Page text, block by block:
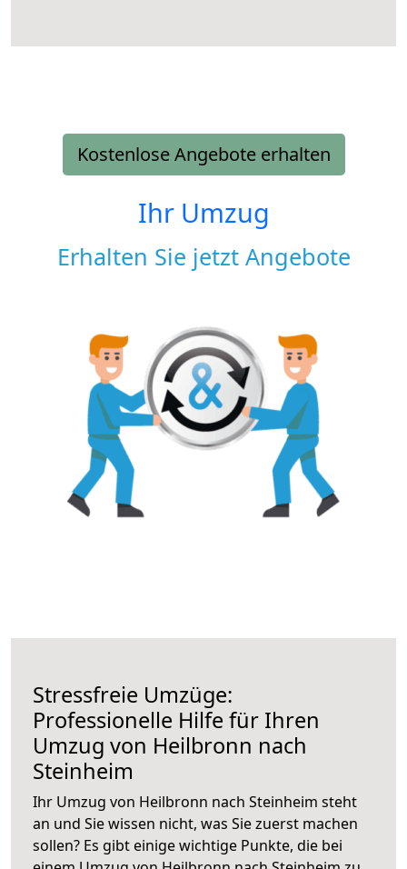
Kostenlose Angebote erhalten
Ihr Umzug
Erhalten Sie jetzt Angebote
Stressfreie Umzüge:
Professionelle Hilfe für Ihren
Umzug von Heilbronn nach
Steinheim
Ihr Umzug von Heilbronn nach Steinheim steht
an und Sie wissen nicht, was Sie zuerst machen
sollen? Es gibt einige wichtige Punkte, die bei